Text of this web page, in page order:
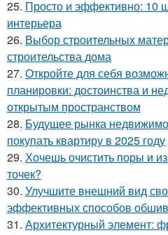
25. Просто и эффективно: 10
интерьера
26. Выбор строительных
строительства дома
27. Откройте для себя
планировки: достоинства и
открытым пространством
28. Будущее рынка
покупать квартиру в 2025 году
29. Хочешь очистить поры и
точек?
30. Улучшите внешний вид
эффективных способов
31. Архитектурный элемент: